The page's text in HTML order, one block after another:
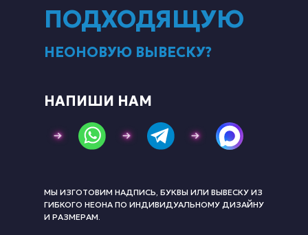
НАПИШИ НАМ
НЕОНОВУЮ ВЫВЕСКУ?
ПОДХОДЯЩУЮ
МЫ ИЗГОТОВИМ НАДПИСЬ, БУКВЫ ИЛИ ВЫВЕСКУ ИЗ
ГИБКОГО НЕОНА ПО ИНДИВИДУАЛЬНОМУ ДИЗАЙНУ
И РАЗМЕРАМ.